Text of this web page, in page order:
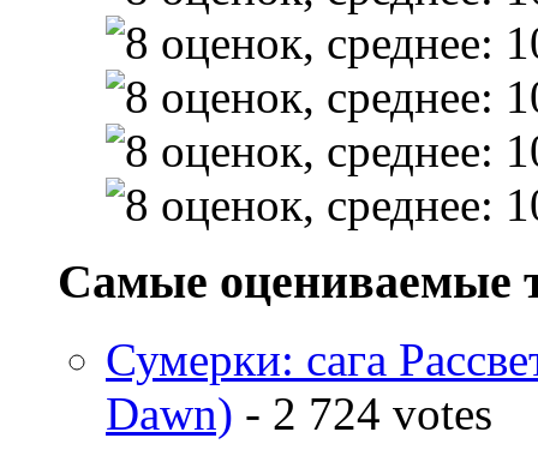
Самые оцениваемые
Сумерки: cага
Dawn) - 2 724 votes